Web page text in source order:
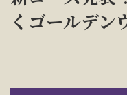
イベント
くゴールデ